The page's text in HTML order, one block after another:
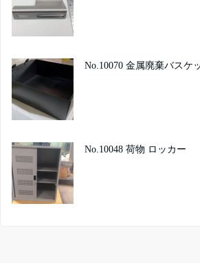
No.10070 金属廃棄バスケ
No.10048 荷物 ロッカー